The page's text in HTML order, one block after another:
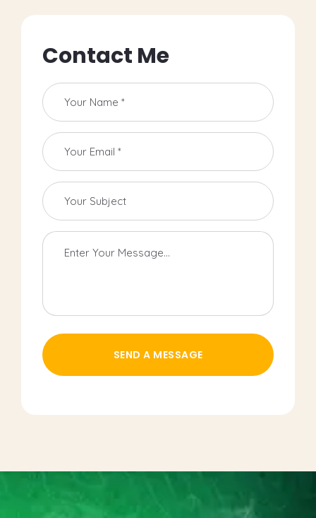
Contact Me
SEND A MESSAGE